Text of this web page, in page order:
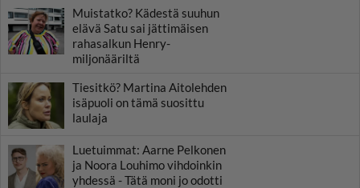
Muistatko? Kädestä suuhun
elävä Satu sai jättimäisen
rahasalkun Henry-
miljonääriltä
Tiesitkö? Martina Aitolehden
isäpuoli on tämä suosittu
laulaja
Luetuimmat: Aarne Pelkonen
ja Noora Louhimo vihdoinkin
yhdessä - Tätä moni jo odotti